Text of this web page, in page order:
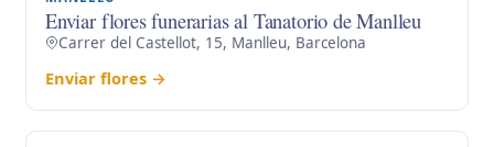
Enviar flores funerarias al Tanatorio de Manlleu
Carrer del Castellot, 15, Manlleu, Barcelona
Enviar flores →